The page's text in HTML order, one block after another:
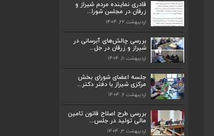
قادری نماینده مردم شیراز و
زرقان در مجلس شورا...
اردیبهشت ۲۲, ۱۴۰۴
بررسی چالش‌های آبرسانی در
شیراز و زرقان در جل...
اردیبهشت ۱۱, ۱۴۰۴
جلسه اعضای شورای بخش
مرکزی شیراز با دفتر دکتر...
اردیبهشت ۶, ۱۴۰۴
بررسی طرح اصلاح قانون تامین
مالی تولید در جلس...
اردیبهشت ۳, ۱۴۰۴
اردیبهشت ۲۳, ۱۴۰۴
قادری نماینده مردم شیراز و زرقان در مجلس
اردیبهشت ۲۲, ۱۴۰۴
بررسی چالش‌های آبرسانی در شیراز و زرقان
اردیبهشت ۱۱, ۱۴۰۴
دفتر دکتر...
اردیبهشت ۶, ۱۴۰۴